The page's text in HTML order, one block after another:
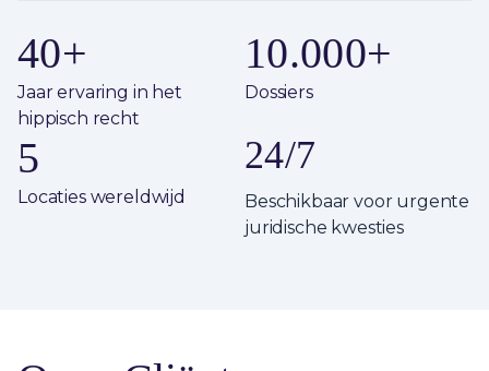
Jaar ervaring in het
hippisch recht
40+
Dossiers
10.000+
Locaties wereldwijd
5 24/7
Beschikbaar voor urgente
juridische kwesties